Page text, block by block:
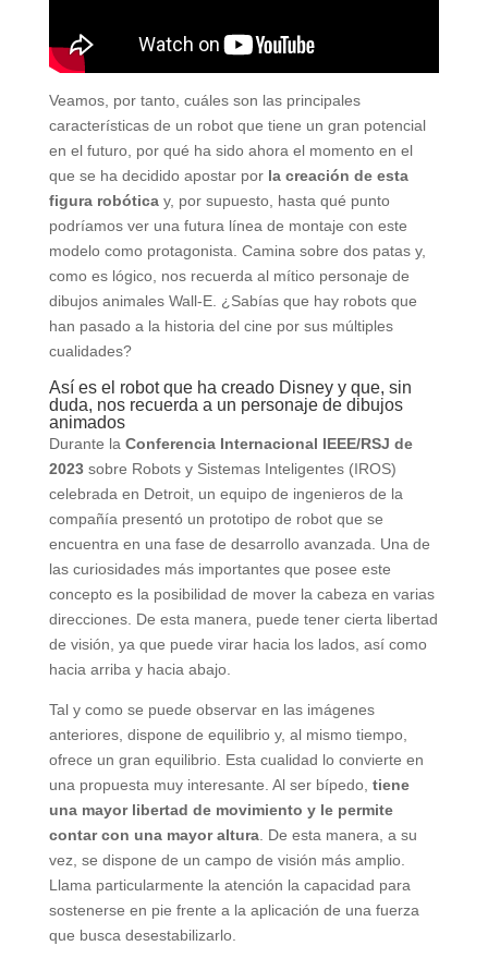
Veamos, por tanto, cuáles son las principales
características de un robot que tiene un gran potencial
en el futuro, por qué ha sido ahora el momento en el
que se ha decidido apostar por la creación de esta
figura robóticay, por supuesto, hasta qué punto
podríamos ver una futura línea de montaje con este
modelo como protagonista. Camina sobre dos patas y,
como es lógico, nos recuerda al mítico personaje de
dibujos animales Wall-E. ¿Sabías que hay robots que
han pasado a la historia del cine por sus múltiples
cualidades?
Así es el robot que ha creado Disney y que, sin
duda, nos recuerda a un personaje de dibujos
animados
Durante la Conferencia Internacional IEEE/RSJ de
2023sobre Robots y Sistemas Inteligentes (IROS)
celebrada en Detroit, un equipo de ingenieros de la
compañía presentó un prototipo de robot que se
encuentra en una fase de desarrollo avanzada. Una de
las curiosidades más importantes que posee este
concepto es la posibilidad de mover la cabeza en varias
direcciones. De esta manera, puede tener cierta libertad
de visión, ya que puede virar hacia los lados, así como
hacia arriba y hacia abajo.
Tal y como se puede observar en las imágenes
anteriores, dispone de equilibrio y, al mismo tiempo,
ofrece un gran equilibrio. Esta cualidad lo convierte en
una propuesta muy interesante. Al ser bípedo, tiene
una mayor libertad de movimiento y le permite
contar con una mayor altura. De esta manera, a su
vez, se dispone de un campo de visión más amplio.
Llama particularmente la atención la capacidad para
sostenerse en pie frente a la aplicación de una fuerza
que busca desestabilizarlo.